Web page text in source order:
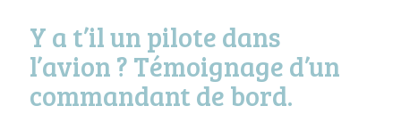
Y a t’il un pilote dans
l’avion ? Témoignage d’un
commandant de bord.